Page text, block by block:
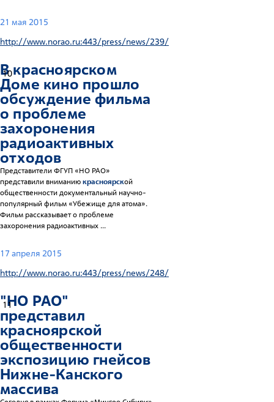
21 мая 2015
http://www.norao.ru:443/press/news/239/
10
Вкрасноярском
Доме кино прошло
обсуждение фильма
о проблеме
захоронения
радиоактивных
отходов
Представители ФГУП «НО РАО»
представили вниманиюкрасноярской
общественности документальный научно-
популярный фильм «Убежище для атома».
Фильм рассказывает о проблеме
захоронения радиоактивных ...
17 апреля 2015
http://www.norao.ru:443/press/news/248/
11
"НО РАО"
представил
красноярской
общественности
экспозицию гнейсов
Нижне-Канского
массива